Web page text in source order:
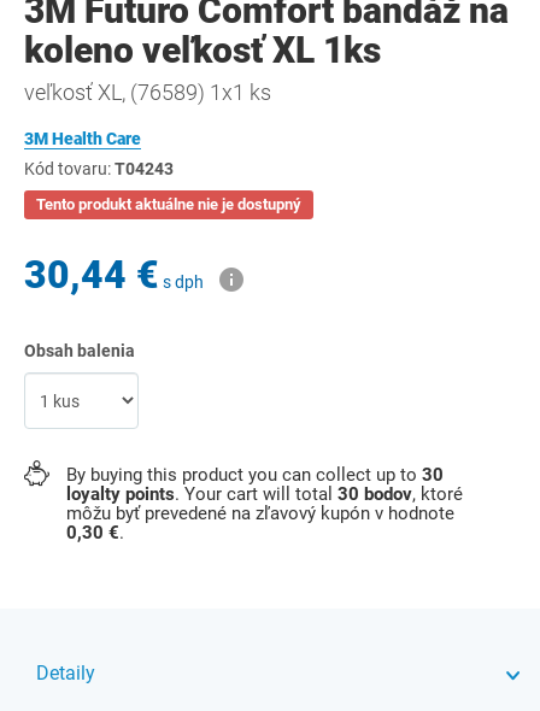
3M Futuro Comfort bandáž na
koleno veľkosť XL 1ks
veľkosť XL, (76589) 1x1 ks
3M Health Care
Kód tovaru:T04243
Tento produkt aktuálne nie je dostupný
30,44 € s dph
Obsah balenia
By buying this product you can collect up to 30
loyalty points. Your cart will total 30 bodov, ktoré
môžu byť prevedené na zľavový kupón v hodnote
0,30 €.
Detaily